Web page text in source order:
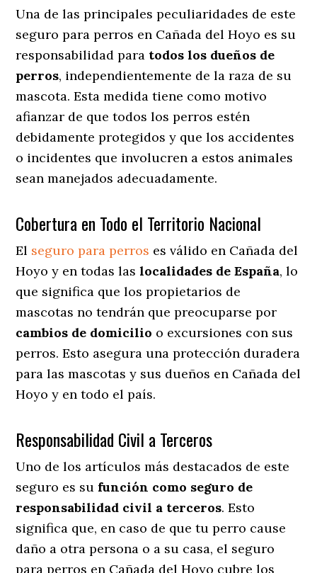
Una de las principales peculiaridades de este
seguro para perros en Cañada del Hoyo es su
responsabilidad para todos los dueños de
perros, independientemente de la raza de su
mascota. Esta medida tiene como motivo
afianzar de que todos los perros estén
debidamente protegidos y que los accidentes
o incidentes que involucren a estos animales
sean manejados adecuadamente.
Cobertura en Todo el Territorio Nacional
El seguro para perros es válido en Cañada del
Hoyo y en todas laslocalidades de España, lo
que significa que los propietarios de
mascotas no tendrán que preocuparse por
cambios de domicilio o excursiones con sus
perros. Esto asegura una protección duradera
para las mascotas y sus dueños en Cañada del
Hoyo y en todo el país.
Responsabilidad Civil a Terceros
Uno de los artículos más destacados de este
seguro es su función como seguro de
responsabilidad civil a terceros. Esto
significa que, en caso de que tu perro cause
daño a otra persona o a su casa, el seguro
para perros en Cañada del Hoyo cubre los